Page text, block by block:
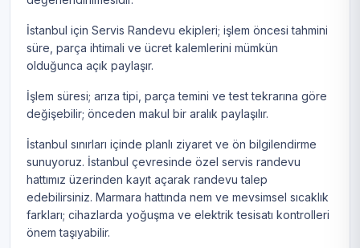
İstanbul için Servis Randevu ekipleri; işlem öncesi tahmini
süre, parça ihtimali ve ücret kalemlerini mümkün
olduğunca açık paylaşır.
İşlem süresi; arıza tipi, parça temini ve test tekrarına göre
değişebilir; önceden makul bir aralık paylaşılır.
İstanbul sınırları içinde planlı ziyaret ve ön bilgilendirme
sunuyoruz. İstanbul çevresinde özel servis randevu
hattımız üzerinden kayıt açarak randevu talep
edebilirsiniz. Marmara hattında nem ve mevsimsel sıcaklık
farkları; cihazlarda yoğuşma ve elektrik tesisatı kontrolleri
önem taşıyabilir.